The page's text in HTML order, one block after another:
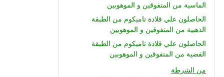
الماسية من المتفوقين و الموهوبين
الحاصلون علي قلادة تاميكوم من الطبقة
الذهبية من المتفوقين و الموهوبين
الحاصلون علي قلادة تاميكوم من الطبقة
الفضية من المتفوقين و الموهوبين
من الشرطة